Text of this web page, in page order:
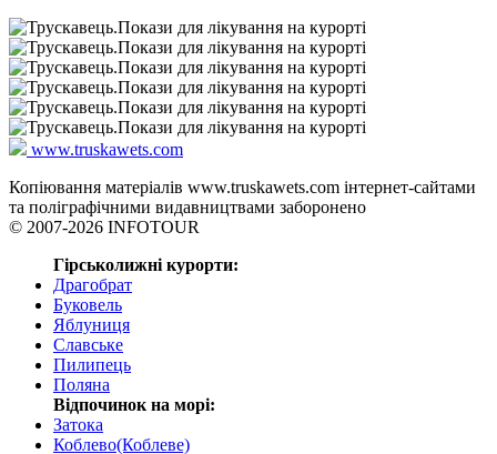
www.truskawets.com
Копіювання матеріалів www.truskawets.com інтернет-сайтами
та поліграфічними видавництвами заборонено
© 2007-2026 INFOTOUR
Гірськолижні курорти:
Драгобрат
Буковель
Яблуниця
Славське
Пилипець
Поляна
Відпочинок на морі:
Затока
Коблево(Коблеве)